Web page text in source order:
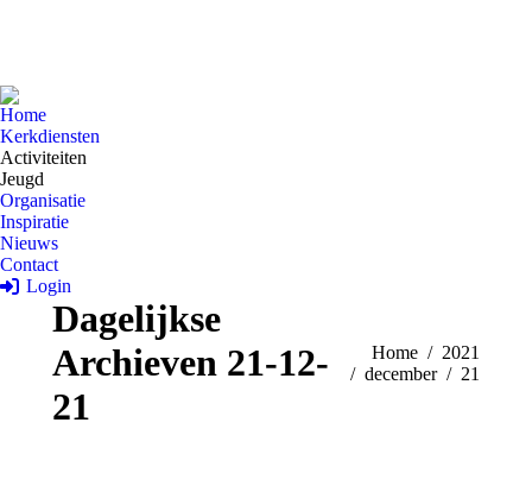
Home
Kerkdiensten
Activiteiten
Jeugd
Organisatie
Inspiratie
Nieuws
Contact
Login
Dagelijkse
Archieven 21-12-
21
Je bent hier:
Home
2021
december
21